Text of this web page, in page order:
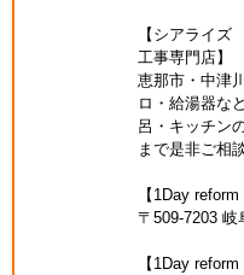
【シアライ
工事専門店】
恵那市・中津
ロ・給湯器な
呂・キッチン
まで是非ご相
【1Day
〒509-7203 岐
【1Day